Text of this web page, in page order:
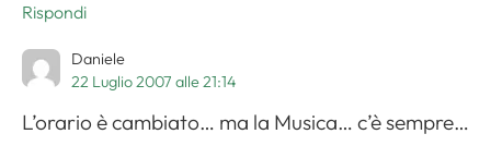
Rispondi
Daniele
22 Luglio 2007 alle 21:14
L’orario è cambiato… ma la Musica… c’è sempre…